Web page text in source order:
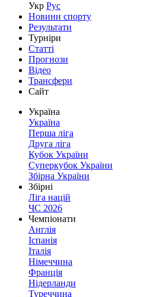
Укр Рус
Новини спорту
Результати
Турніри
Статті
Прогнози
Відео
Трансфери
Сайт
Україна
Україна
Перша ліга
Друга ліга
Кубок України
Суперкубок України
Збірна України
Збірні
Ліга націй
ЧС 2026
Чемпіонати
Англія
Іспанія
Італія
Німеччина
Франція
Нідерланди
Туреччина